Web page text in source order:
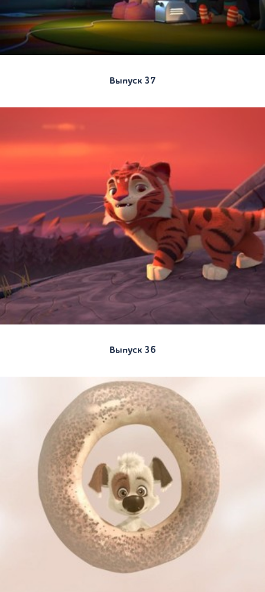
Выпуск 37
Выпуск 36